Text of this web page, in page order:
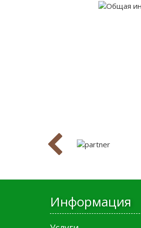
Информация